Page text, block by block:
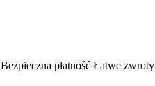
Bezpieczna płatność Łatwe zwroty